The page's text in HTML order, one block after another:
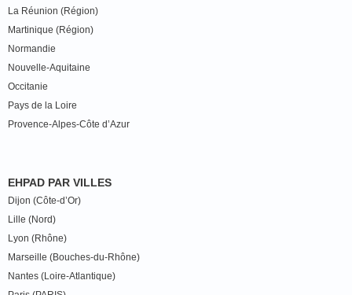
La Réunion (Région)
Martinique (Région)
Normandie
Nouvelle-Aquitaine
Occitanie
Pays de la Loire
Provence-Alpes-Côte d’Azur
EHPAD PAR VILLES
Dijon (Côte-d’Or)
Lille (Nord)
Lyon (Rhône)
Marseille (Bouches-du-Rhône)
Nantes (Loire-Atlantique)